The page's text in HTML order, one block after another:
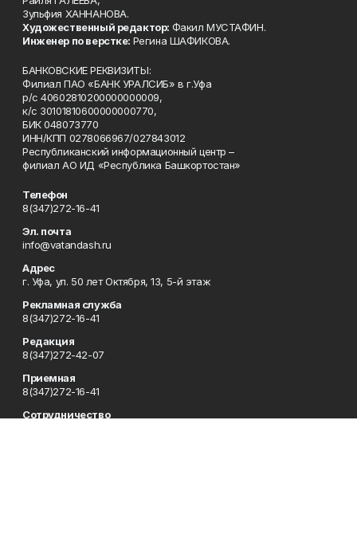
Зульфия ХАННАНОВА.
Художественный редактор: Факил МУСТАФИН.
Инженер по верстке: Регина ШАФИКОВА.
БАНКОВСКИЕ РЕКВИЗИТЫ:
Филиал ПАО «БАНК УРАЛСИБ» в г.Уфа
р/с 40602810200000000009,
к/с 30101810600000000770,
БИК 048073770
ИНН/КПП 0278066967/027843012
Республиканский информационный центр –
филиал АО ИД «Республика Башкортостан»
Телефон
8(347)272-16-41
Эл. почта
info@vatandash.ru
Адрес
г. Уфа, ул. 50 лет Октября, 13, 5-й этаж
Рекламная служба
8(347)272-16-41
Редакция
8(347)272-42-07
Приемная
8(347)272-16-41
Сотрудничество